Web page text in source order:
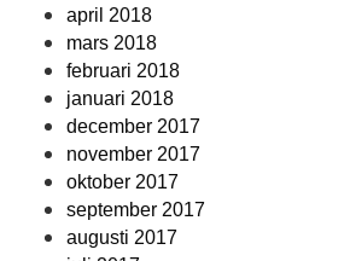
april 2018
mars 2018
februari 2018
januari 2018
december 2017
november 2017
oktober 2017
september 2017
augusti 2017